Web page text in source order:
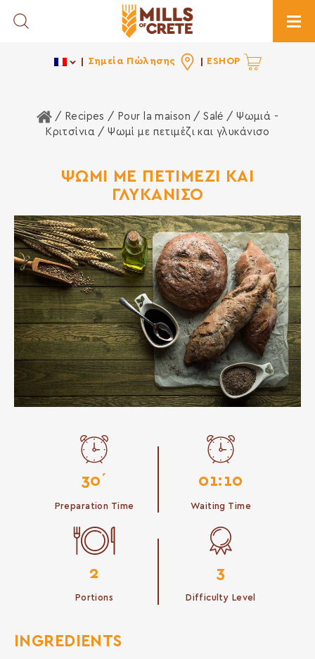
Toggle Search
Σημεία Πώλησης ESHOP
Home
/ Recipes / Pour la maison /Salé /Ψωμιά -
Κριτσίνια / Ψωμί με πετιμέζι και γλυκάνισο
ΨΩΜΙ ΜΕ ΠΕΤΙΜΕΖΙ ΚΑΙ
ΓΛΥΚΑΝΙΣΟ
30΄
Preparation Time
01:10
Waiting Time
2
Portions
3
Difficulty Level
INGREDIENTS